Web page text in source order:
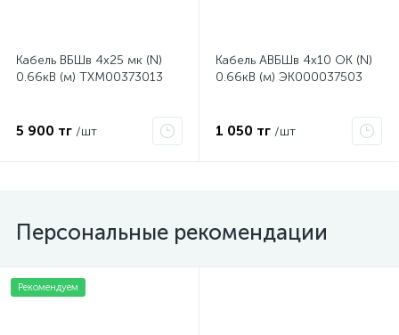
Кабель ВБШв 4х25 мк (N)
0.66кВ (м) ТХМ00373013
5 900 тг /шт
Кабель АВБШв 4х10 ОК (N)
0.66кВ (м) ЭК000037503
1 050 тг /шт
Персональные рекомендации
Рекомендуем